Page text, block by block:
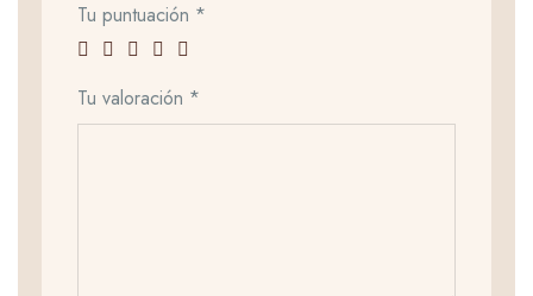
Tu puntuación *
Tu valoración *